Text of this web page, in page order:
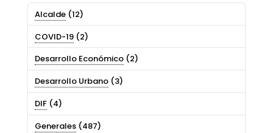
Alcalde(12)
COVID-19(2)
Desarrollo Económico(2)
Desarrollo Urbano(3)
DIF(4)
Generales(487)